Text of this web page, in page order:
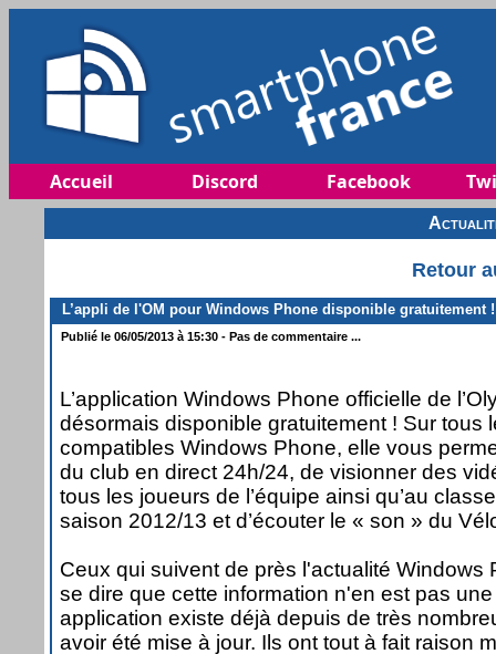
Accueil Discord Facebook
Retour
L’appli de l'OM pour Windows Phone disponible gratuitement !
Publié le 06/05/2013 à 15:30 - Pas de commentaire ...
L’application Windows Phone officielle de
désormais disponible gratuitement ! Sur tous
compatibles Windows Phone, elle vous
du club en direct 24h/24, de visionner des
tous les joueurs de l’équipe ainsi qu’au
saison 2012/13 et d’écouter le « son » du
Ceux qui suivent de près l'actualité Windows
se dire que cette information n'en est pas
application existe déjà depuis de très
avoir été mise à jour. Ils ont tout à fait raison